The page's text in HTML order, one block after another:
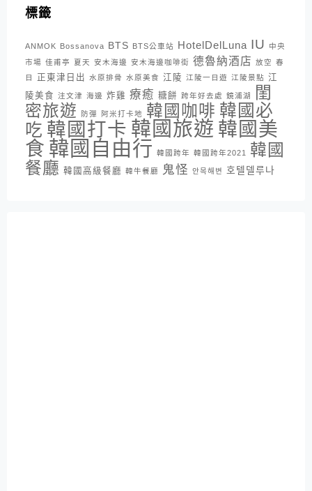
標籤
ANMOK Bossanova BTS BTS公車站 HotelDelLuna IU
中央
市場 佳甫亭 夏天 安木海邊 安木海邊咖啡街 德魯納酒店 放空 春
日
正東津日出 水原排骨 水原美食 江陵 江陵一日遊 江陵景點 江
陵美食 注文津 海邊 炸雞 療癒 糖餅 跨年好去處 鏡浦湖
閨
密旅遊
防彈 阿米打卡地 韓國咖啡 韓國必
吃 韓國打卡 韓國旅遊 韓國美
食 韓國自由行 韓國跨年 韓國跨年2021
韓國
餐廳 韓國高級餐廳 韓牛餐廳 鬼怪 안목해변 호텔델루나